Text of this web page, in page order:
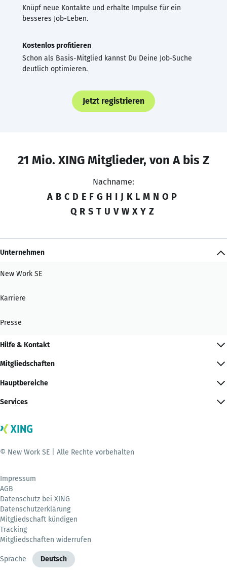
Knüpf neue Kontakte und erhalte Impulse für ein
besseres Job-Leben.
Kostenlos profitieren
Schon als Basis-Mitglied kannst Du Deine Job-Suche
deutlich optimieren.
Jetzt registrieren
21 Mio. XING Mitglieder, von A bis Z
Nachname:
A B C D E F G H I J K L M N O P
Q R S T U V W X Y Z
Unternehmen
New Work SE
Karriere
Presse
Hilfe & Kontakt
Mitgliedschaften
Hauptbereiche
Services
© New Work SE | Alle Rechte vorbehalten
Impressum
AGB
Datenschutz bei XING
Datenschutzerklärung
Mitgliedschaft kündigen
Tracking
Mitgliedschaften widerrufen
Sprache Deutsch